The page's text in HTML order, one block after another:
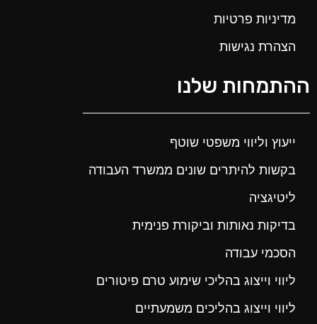
מדיניות פרטיות
הצהרת נגישות
ההתמחות שלנו
ייעוץ וליווי משפטי שוטף
בקשות להיתרים שונים ממשרד העבודה
ליטיגציה
בדיקות נאותות וביקורת פנימית
הסכמי עבודה
ליווי וייצוג בהליכי שימוע טרם פיטורים
ליווי וייצוג בהליכים משמעתיים